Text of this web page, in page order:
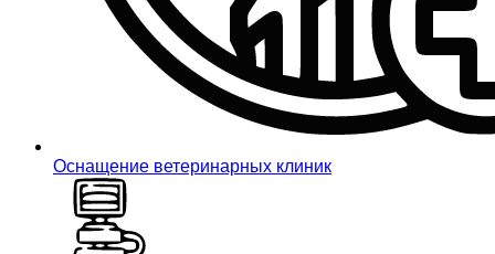
Оснащение ветеринарных клиник